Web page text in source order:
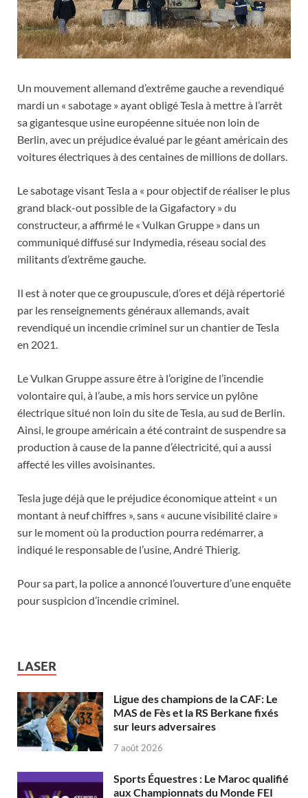
Un mouvement allemand d’extrême gauche a revendiqué
mardi un « sabotage » ayant obligé Tesla à mettre à l’arrêt
sa gigantesque usine européenne située non loin de
Berlin, avec un préjudice évalué par le géant américain des
voitures électriques à des centaines de millions de dollars.
Le sabotage visant Tesla a « pour objectif de réaliser le plus
grand black-out possible de la Gigafactory » du
constructeur, a affirmé le « Vulkan Gruppe » dans un
communiqué diffusé sur Indymedia, réseau social des
militants d’extrême gauche.
Il est à noter que ce groupuscule, d’ores et déjà répertorié
par les renseignements généraux allemands, avait
revendiqué un incendie criminel sur un chantier de Tesla
en 2021.
Le Vulkan Gruppe assure être à l’origine de l’incendie
volontaire qui, à l’aube, a mis hors service un pylône
électrique situé non loin du site de Tesla, au sud de Berlin.
Ainsi, le groupe américain a été contraint de suspendre sa
production à cause de la panne d’électricité, qui a aussi
affecté les villes avoisinantes.
Tesla juge déjà que le préjudice économique atteint « un
montant à neuf chiffres », sans « aucune visibilité claire »
sur le moment où la production pourra redémarrer, a
indiqué le responsable de l’usine, André Thierig.
Pour sa part, la police a annoncé l’ouverture d’une enquête
pour suspicion d’incendie criminel.
LASER
Ligue des champions de la CAF: Le
MAS de Fès et la RS Berkane fixés
sur leurs adversaires
7 août 2026
Sports Équestres : Le Maroc qualifié
aux Championnats du Monde FEI